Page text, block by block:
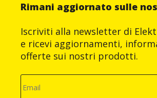
Rimani aggiornato sulle
Iscriviti alla newsletter di
e ricevi aggiornamenti,
offerte sui nostri prodotti.